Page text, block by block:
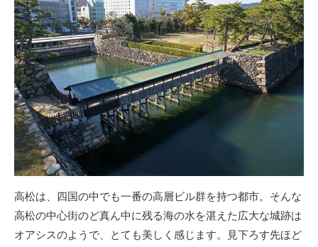
高松は、四国の中でも一番の高層ビル群を持つ都市。そんな
高松の中心街のど真ん中に残る海の水を湛えた広大な城跡は
オアシスのようで、とても美しく感じます。見下ろす先ほど